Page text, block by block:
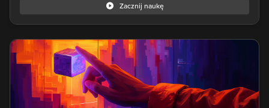
Zacznij naukę